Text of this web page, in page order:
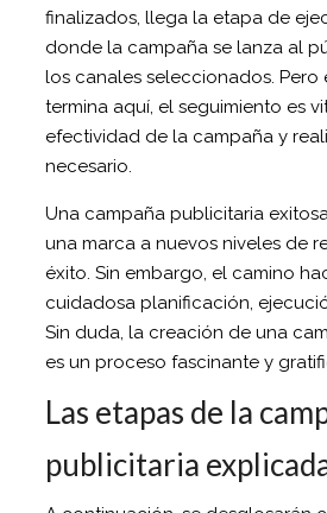
finalizados, llega la etapa de
donde la campaña se lanza al
los canales seleccionados. Pero
termina aquí, el seguimiento es
efectividad de la campaña y
necesario.
Una campaña publicitaria
una marca a nuevos niveles de
éxito. Sin embargo, el camino
cuidadosa planificación,
Sin duda, la creación de una
es un proceso fascinante y
Las etapas de la
publicitaria